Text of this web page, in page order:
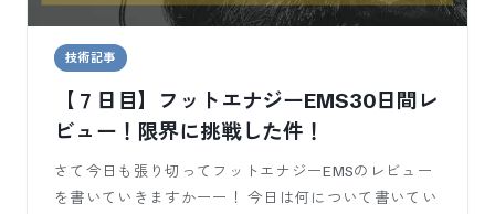
技術記事
【７日目】フットエナジーEMS30日間レ
ビュー！限界に挑戦した件！
さて今日も張り切ってフットエナジーEMSのレビュー
を書いていきますかーー！ 今日は何について書いてい